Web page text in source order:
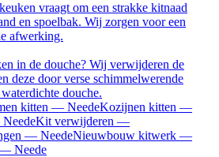
vraagt om een strakke kitnaad
en spoelbak. Wij zorgen voor een
afwerking.
in de douche? Wij verwijderen de
deze door verse schimmelwerende
douche.
kitten — NeedeKozijnen kitten —
NeedeKit verwijderen —
— NeedeNieuwbouw kitwerk —
Neede